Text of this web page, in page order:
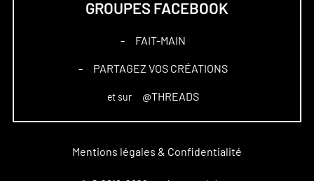
GROUPES FACEBOOK
– FAIT-MAIN
– PARTAGEZ VOS CRÉATIONS
et sur @THREADS
Mentions légales & Confidentialité